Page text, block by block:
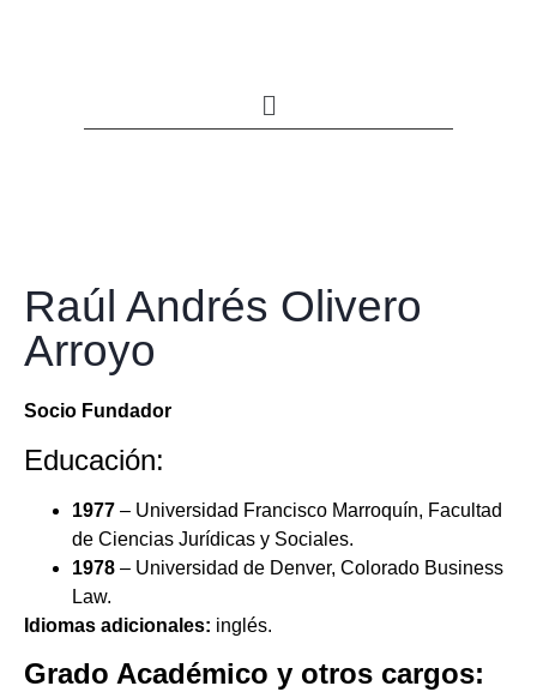
Raúl Andrés Olivero
Arroyo
Socio Fundador
Educación:
1977 – Universidad Francisco Marroquín, Facultad
de Ciencias Jurídicas y Sociales.
1978 – Universidad de Denver, Colorado Business
Law.
Idiomas adicionales: inglés.
Grado Académico y otros cargos: